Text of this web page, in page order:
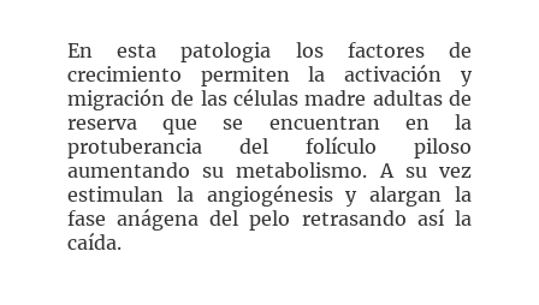
En esta patologia los factores de
crecimiento permiten la activación y
migración de las células madre adultas de
reserva que se encuentran en la
protuberancia del folículo piloso
aumentando su metabolismo. A su vez
estimulan la angiogénesis y alargan la
fase anágena del pelo retrasando así la
caída.